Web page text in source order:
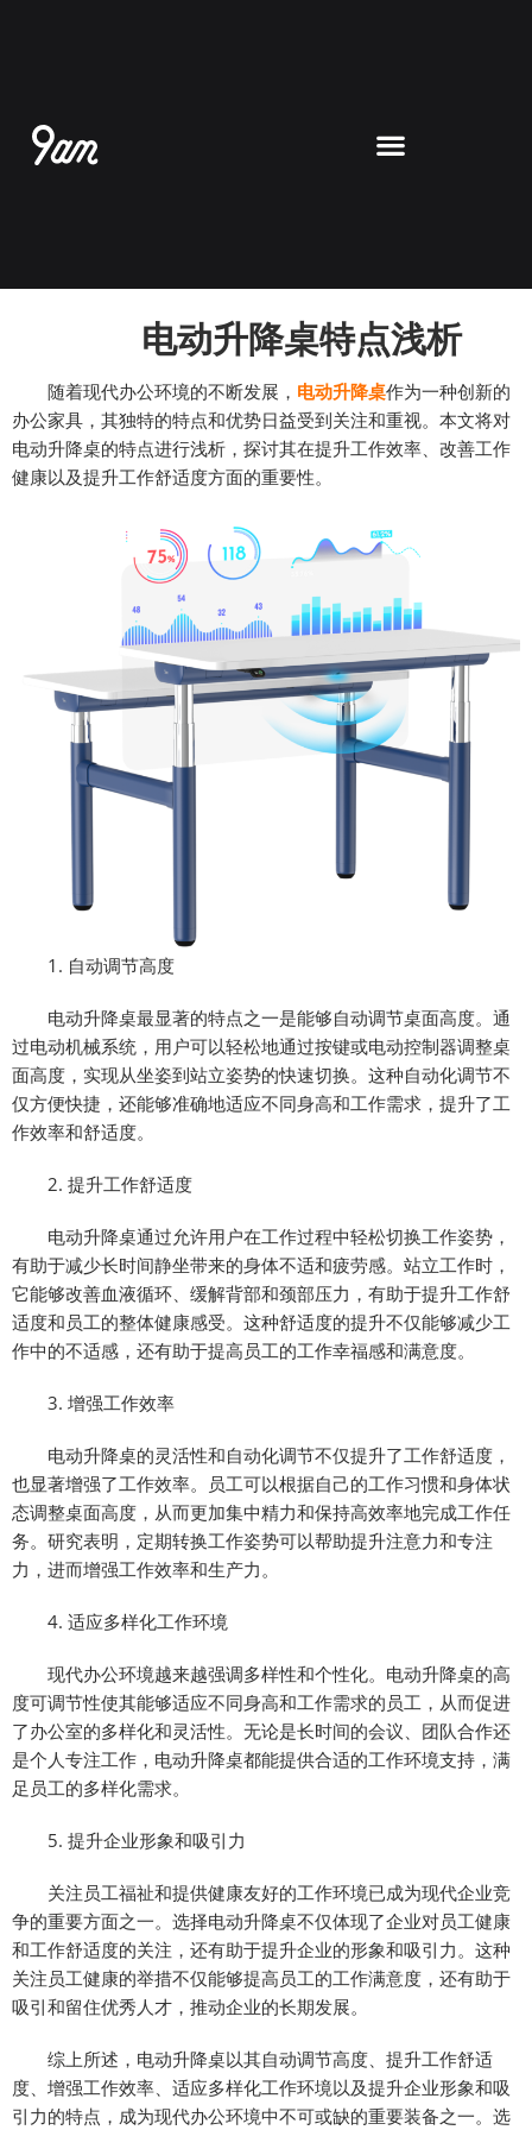
电动升降桌特点浅析
随着现代办公环境的不断发展， 电动升降桌作为一种创新的
办公家具，其独特的特点和优势日益受到关注和重视。本文将对
电动升降桌的特点进行浅析，探讨其在提升工作效率、改善工作
健康以及提升工作舒适度方面的重要性。
1. 自动调节高度
电动升降桌最显著的特点之一是能够自动调节桌面高度。通
过电动机械系统，用户可以轻松地通过按键或电动控制器调整桌
面高度，实现从坐姿到站立姿势的快速切换。这种自动化调节不
仅方便快捷，还能够准确地适应不同身高和工作需求，提升了工
作效率和舒适度。
2. 提升工作舒适度
电动升降桌通过允许用户在工作过程中轻松切换工作姿势，
有助于减少长时间静坐带来的身体不适和疲劳感。站立工作时，
它能够改善血液循环、缓解背部和颈部压力，有助于提升工作舒
适度和员工的整体健康感受。这种舒适度的提升不仅能够减少工
作中的不适感，还有助于提高员工的工作幸福感和满意度。
3. 增强工作效率
电动升降桌的灵活性和自动化调节不仅提升了工作舒适度，
也显著增强了工作效率。员工可以根据自己的工作习惯和身体状
态调整桌面高度，从而更加集中精力和保持高效率地完成工作任
务。研究表明，定期转换工作姿势可以帮助提升注意力和专注
力，进而增强工作效率和生产力。
4. 适应多样化工作环境
现代办公环境越来越强调多样性和个性化。电动升降桌的高
度可调节性使其能够适应不同身高和工作需求的员工，从而促进
了办公室的多样化和灵活性。无论是长时间的会议、团队合作还
是个人专注工作，电动升降桌都能提供合适的工作环境支持，满
足员工的多样化需求。
5. 提升企业形象和吸引力
关注员工福祉和提供健康友好的工作环境已成为现代企业竞
争的重要方面之一。选择电动升降桌不仅体现了企业对员工健康
和工作舒适度的关注，还有助于提升企业的形象和吸引力。这种
关注员工健康的举措不仅能够提高员工的工作满意度，还有助于
吸引和留住优秀人才，推动企业的长期发展。
综上所述，电动升降桌以其自动调节高度、提升工作舒适
度、增强工作效率、适应多样化工作环境以及提升企业形象和吸
引力的特点，成为现代办公环境中不可或缺的重要装备之一。选